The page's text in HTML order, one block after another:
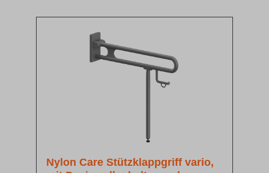
Nylon Care Stützklappgriff vario,